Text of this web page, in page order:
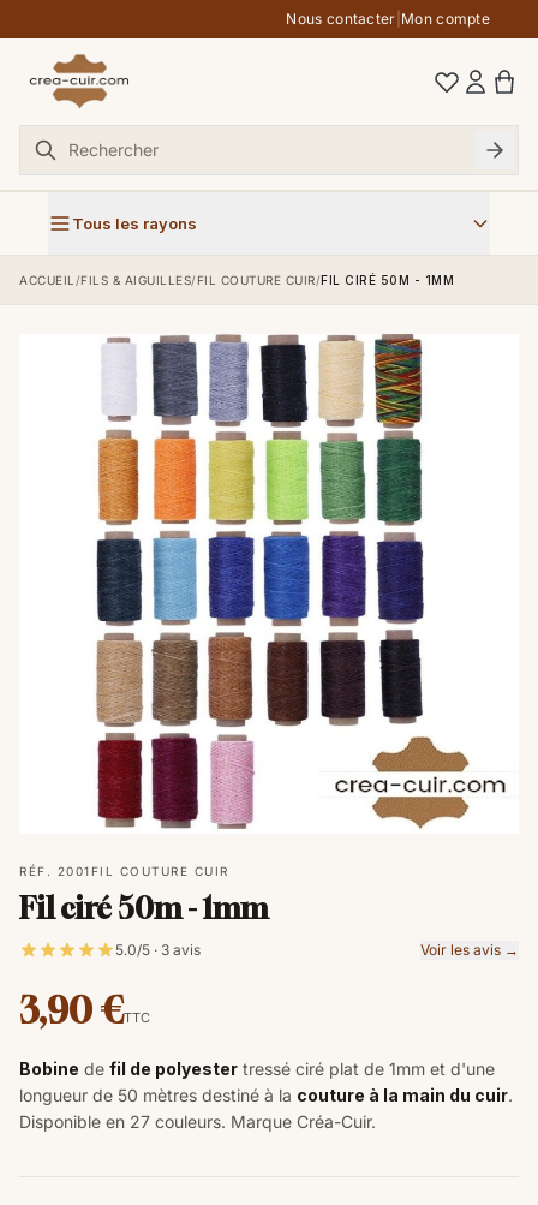
Nous contacter Mon compte
Tous les rayons
ACCUEIL /FILS & AIGUILLES/ FIL COUTURE CUIR/FIL CIRÉ 50M - 1MM
RÉF. 2001 FIL COUTURE CUIR
Fil ciré 50m - 1mm
5.0/5 · 3 avis Voir les avis →
3,90 €TTC
Bobine de fil de polyester tressé ciré plat de 1mm et d'une
longueur de 50 mètres destiné à la couture à la main du cuir.
Disponible en 27 couleurs. Marque Créa-Cuir.